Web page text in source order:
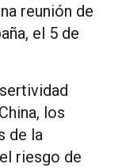
reunión de
el 5 de
los
de la
riesgo de